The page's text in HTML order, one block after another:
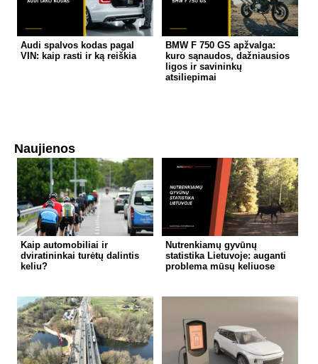
Audi spalvos kodas pagal
VIN: kaip rasti ir ką reiškia
BMW F 750 GS apžvalga:
kuro sąnaudos, dažniausios
ligos ir savininkų
atsiliepimai
Naujienos
Kaip automobiliai ir
dviratininkai turėtų dalintis
keliu?
Nutrenkiamų gyvūnų
statistika Lietuvoje: auganti
problema mūsų keliuose